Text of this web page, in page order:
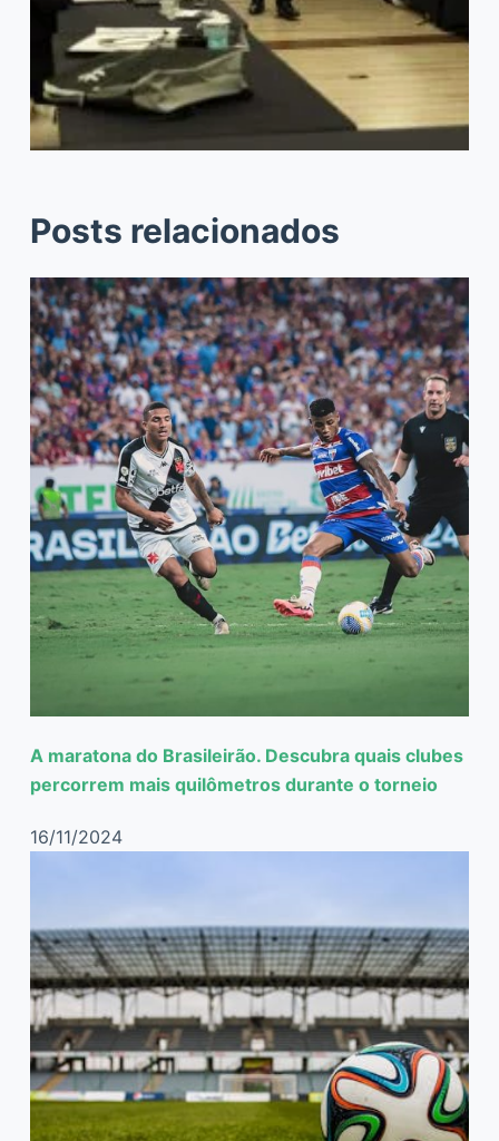
Posts relacionados
A maratona do Brasileirão. Descubra quais clubes
percorrem mais quilômetros durante o torneio
16/11/2024